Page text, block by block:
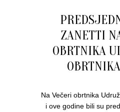
ZANETTI
OBRTNIKA
Na Večeri obrtnika
i ove godine bili su